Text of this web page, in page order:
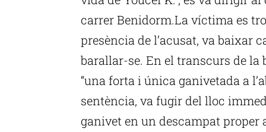
carrer Benidorm.La víctima es
presència de l’acusat, va baixar
barallar-se. En el transcurs de
“una forta i única ganivetada a
sentència, va fugir del lloc
ganivet en un descampat proper